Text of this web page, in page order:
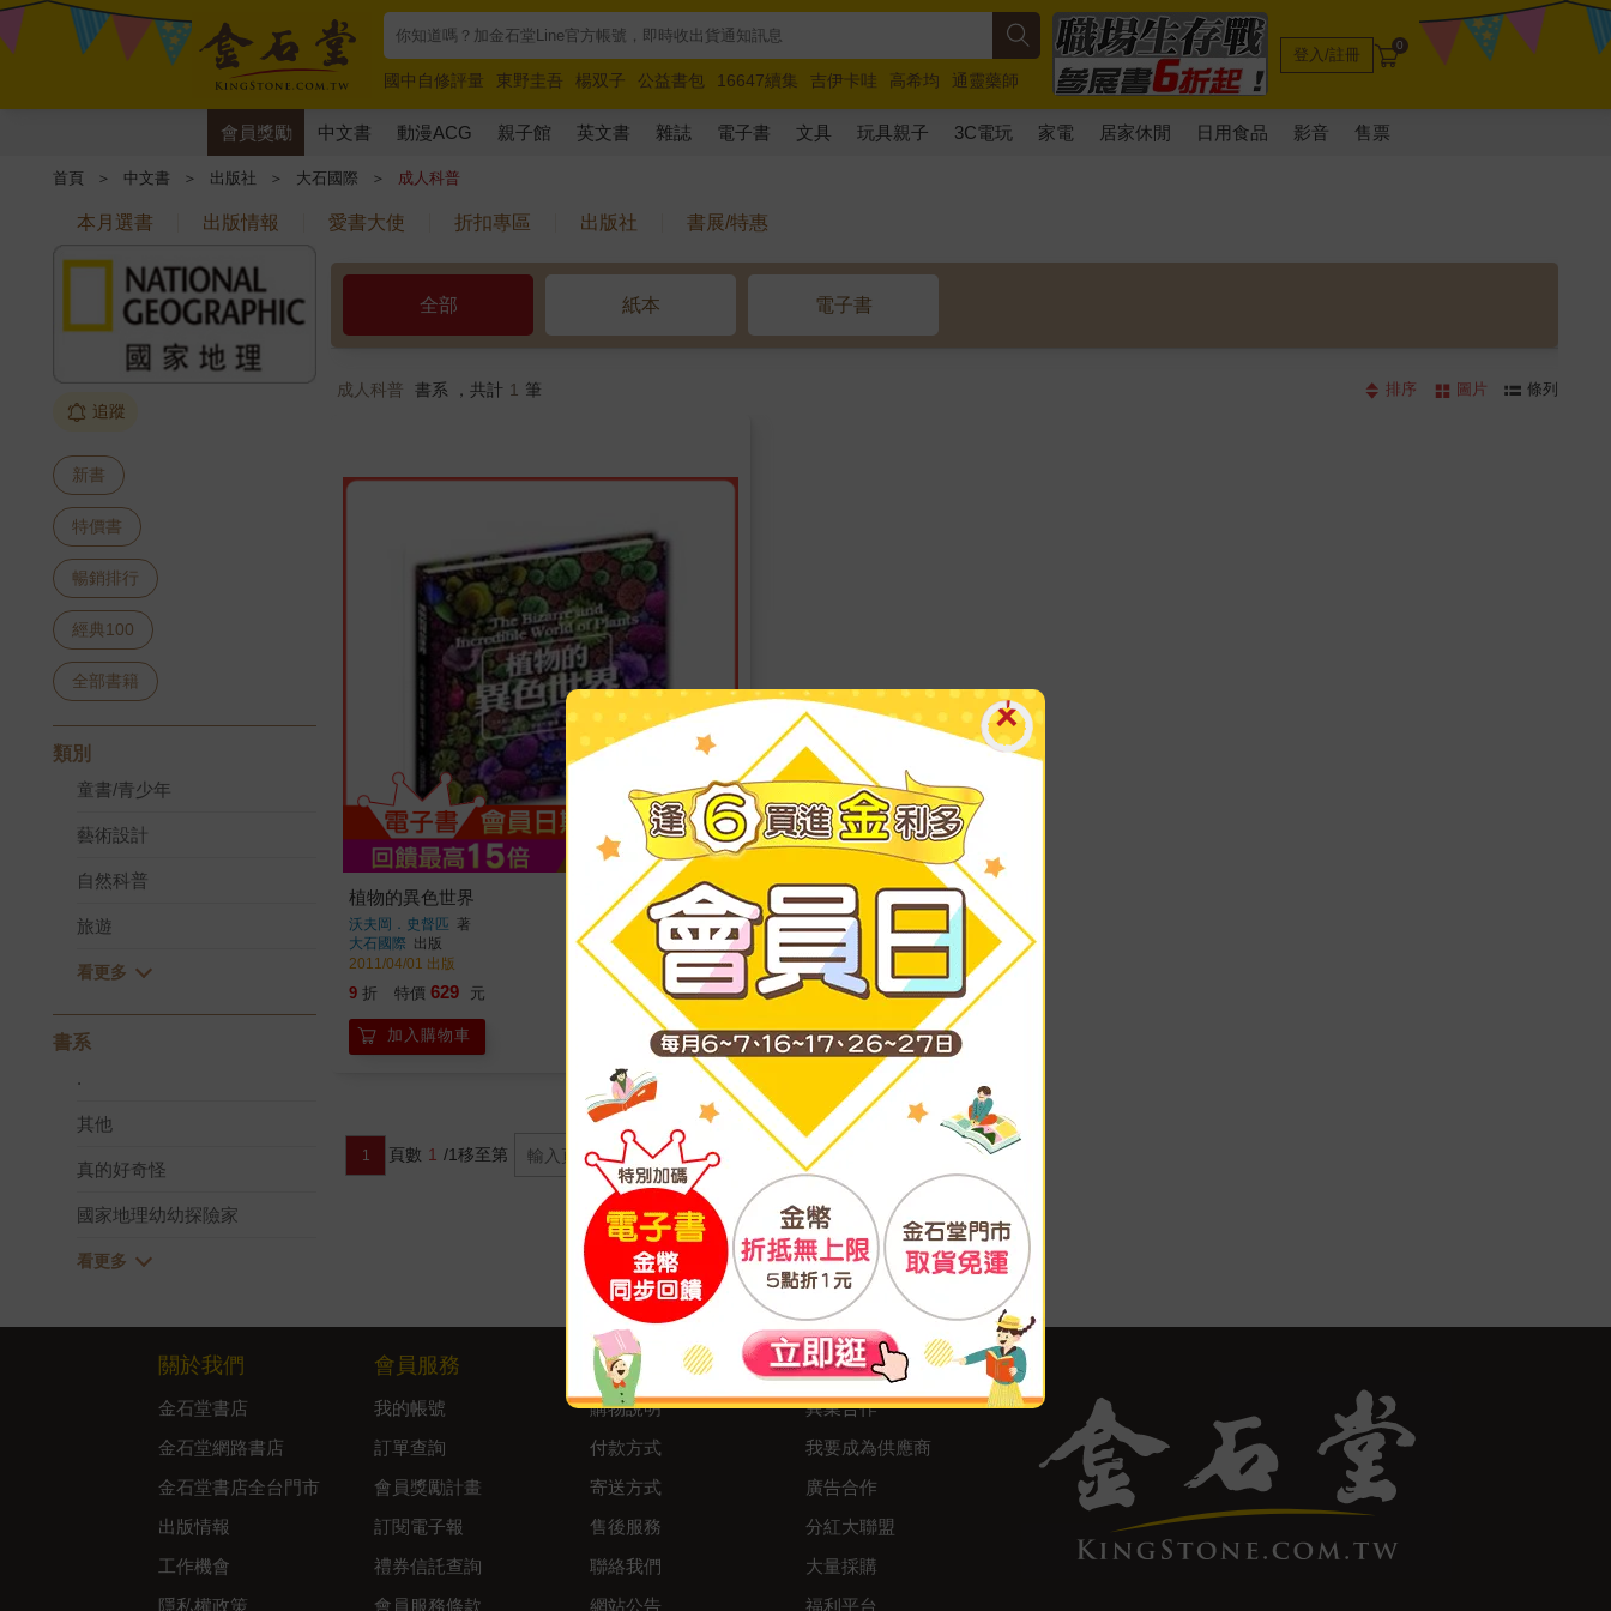
國中自修評量 東野圭吾 楊双子 公益書包 16647續集 吉伊卡哇 高希均
通靈藥師
唯紅花綻放
奧德賽 路邊攤新作 馬斯克 玩具總動員5 超慢跑
登入/註冊 0
會員獎勵 中文書 動漫ACG 親子館 英文書 雜誌 電子書 文具 玩具親子 3C電玩 家電 居家休閒 日用食品 影音 售票
首頁 ＞ 中文書 ＞ 出版社 ＞ 大石國際 ＞ 成人科普
本月選書 出版情報 愛書大使 折扣專區 出版社 書展/特惠
追蹤
新書
特價書
暢銷排行
經典100
全部書籍
類別
童書/青少年
藝術設計
自然科普
旅遊
書系
.
其他
真的好奇怪
國家地理幼幼探險家
全部 紙本 電子書
成人科普 書系 ，共計 1 筆 排序 圖片 條列
植物的異色世界
沃夫岡．史督匹 著
大石國際 出版
2011/04/01 出版
9 折 特價 629 元
加入購物車
1 頁數 1 /1移至第 頁
關於我們
金石堂書店
金石堂網路書店
金石堂書店全台門市
出版情報
工作機會
隱私權政策
會員服務
我的帳號
訂單查詢
會員獎勵計畫
訂閱電子報
禮券信託查詢
會員服務條款
客服中心
購物說明
付款方式
寄送方式
售後服務
聯絡我們
網站公告
合作與服務
異業合作
我要成為供應商
廣告合作
分紅大聯盟
大量採購
福利平台